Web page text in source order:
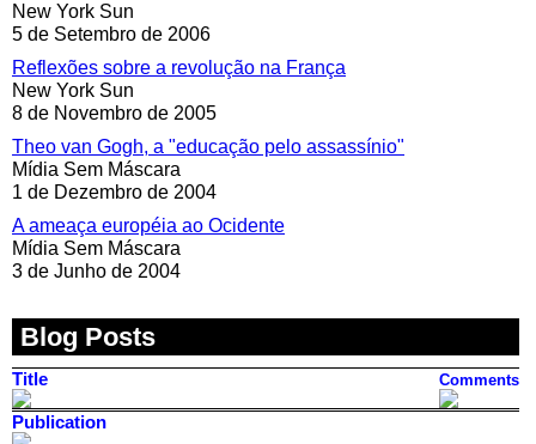
New York Sun
5 de Setembro de 2006
Reflexões sobre a revolução na França
New York Sun
8 de Novembro de 2005
Theo van Gogh, a "educação pelo assassínio"
Mídia Sem Máscara
1 de Dezembro de 2004
A ameaça européia ao Ocidente
Mídia Sem Máscara
3 de Junho de 2004
Blog Posts
Title Comments
Publication